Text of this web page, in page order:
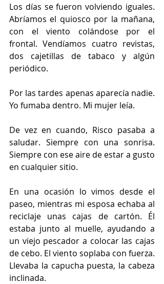
Los días se fueron volviendo iguales.
Abríamos el quiosco por la mañana,
con el viento colándose por el
frontal. Vendíamos cuatro revistas,
dos cajetillas de tabaco y algún
periódico.
Por las tardes apenas aparecía nadie.
Yo fumaba dentro. Mi mujer leía.
De vez en cuando, Risco pasaba a
saludar. Siempre con una sonrisa.
Siempre con ese aire de estar a gusto
en cualquier sitio.
En una ocasión lo vimos desde el
paseo, mientras mi esposa echaba al
reciclaje unas cajas de cartón. Él
estaba junto al muelle, ayudando a
un viejo pescador a colocar las cajas
de cebo. El viento soplaba con fuerza.
Llevaba la capucha puesta, la cabeza
inclinada.